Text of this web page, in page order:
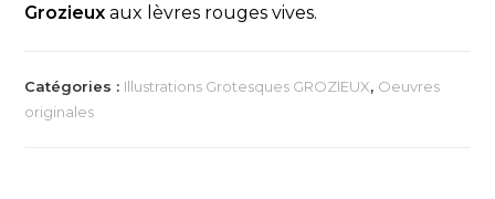
Grozieux aux lèvres rouges vives.
Catégories : Illustrations Grotesques GROZIEUX, Oeuvres
originales